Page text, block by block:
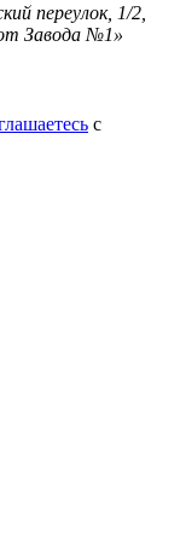
переулок, 1/2,
Завода №1»
с